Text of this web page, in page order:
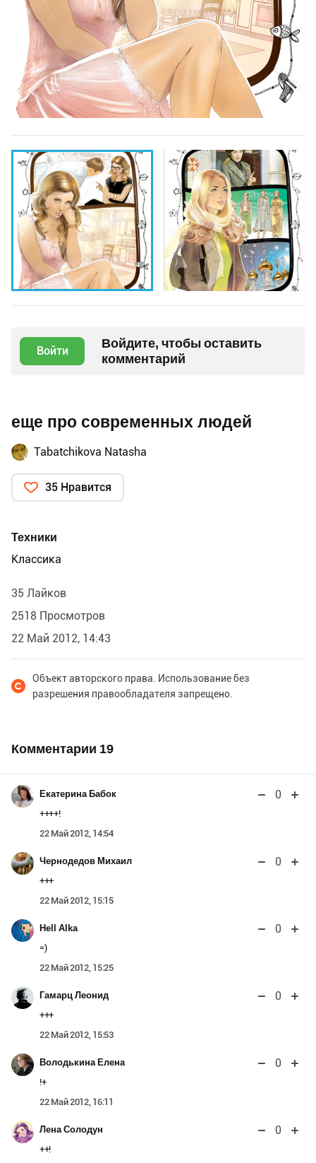
Войти
Войдите, чтобы оставить
комментарий
еще про современных людей
Tabatchikova Natasha
35 Нравится
Техники
Классика
35 Лайков
2518 Просмотров
22 Май 2012, 14:43
Объект авторского права. Использование без
разрешения правообладателя запрещено.
Комментарии 19
Екатерина Бабок 0
++++!
22 Май 2012, 14:54
Чернодедов Михаил 0
+++
22 Май 2012, 15:15
Hell Alka 0
=)
22 Май 2012, 15:25
Гамарц Леонид 0
+++
22 Май 2012, 15:53
Володькина Елена 0
!+
22 Май 2012, 16:11
Лена Солодун 0
++!